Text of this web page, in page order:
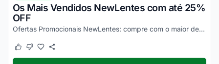
Os Mais Vendidos NewLentes com até 25%
OFF
Ofertas Promocionais NewLentes: compre com o maior desconto! Ative agora!
Este cupom funcionou
Este cupom não funcionou